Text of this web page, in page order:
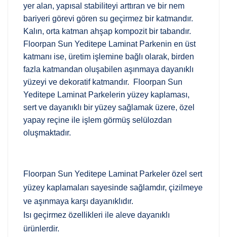
yer alan, yapısal stabiliteyi arttıran ve bir nem
bariyeri görevi gören su geçirmez bir katmandır.
Kalın, orta katman ahşap kompozit bir tabandır.
Floorpan Sun Yeditepe Laminat Parkenin en üst
katmanı ise, üretim işlemine bağlı olarak, birden
fazla katmandan oluşabilen aşınmaya dayanıklı
yüzeyi ve dekoratif katmandır. Floorpan Sun
Yeditepe Laminat Parkelerin yüzey kaplaması,
sert ve dayanıklı bir yüzey sağlamak üzere, özel
yapay reçine ile işlem görmüş selülozdan
oluşmaktadır.
Floorpan Sun Yeditepe Laminat Parkeler özel sert
yüzey kaplamaları sayesinde sağlamdır, çizilmeye
ve aşınmaya karşı dayanıklıdır.
Isı geçirmez özellikleri ile aleve dayanıklı
ürünlerdir.